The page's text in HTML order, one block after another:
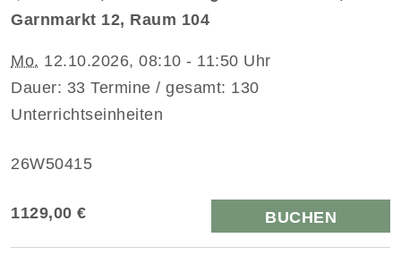
Garnmarkt 12, Raum 104
Mo. 12.10.2026, 08:10 - 11:50 Uhr
Dauer: 33 Termine / gesamt: 130
Unterrichtseinheiten
26W50415
1129,00 € BUCHEN